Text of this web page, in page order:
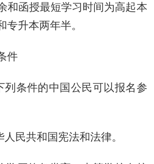
和函授最短学习时间为高起本
专升本两年半。
件
列条件的中国公民可以报名参
人民共和国宪法和法律。